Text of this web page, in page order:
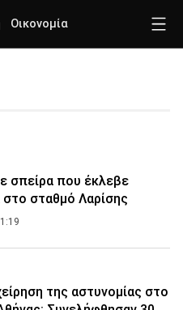
Οικονομία
σπείρα που έκλεβε
σταθμό Λαρίσης
της αστυνομίας στο